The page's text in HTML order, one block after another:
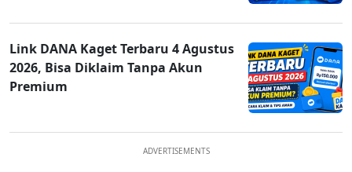
Link DANA Kaget Terbaru 4 Agustus
2026, Bisa Diklaim Tanpa Akun
Premium
ADVERTISEMENTS